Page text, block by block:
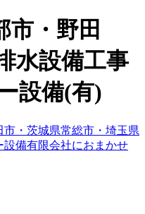
市・野田
水設備工事
設備(有)